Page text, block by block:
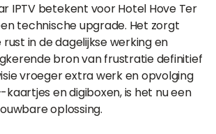
IPTV betekent voor Hotel Hove Ter
technische upgrade. Het zorgt
in de dagelijkse werking en
bron van frustratie definitief
vroeger extra werk en opvolging
en digiboxen, is het nu een
oplossing.